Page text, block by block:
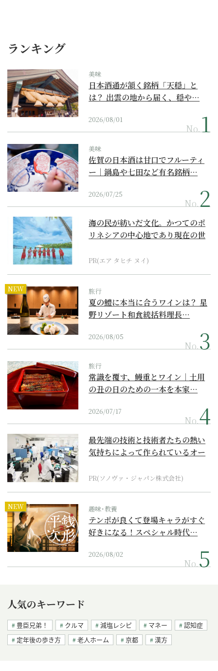
ランキング
美味
日本酒通が頷く銘柄「天穏」と
は？ 出雲の地から届く、穏や…
2026/08/01
No.
美味
佐賀の日本酒は甘口でフルーティ
ー｜鍋島や七田など有名銘柄…
2026/07/25
No.
海の民が紡いだ文化。かつてのポ
リネシアの中心地であり現在の世
PR(エア タヒチ ヌイ)
NEW 旅行
夏の鱧に本当に合うワインは？ 星
野リゾート和食統括料理長…
2026/08/05
No.
旅行
常識を覆す、鰻重とワイン｜土用
の丑の日のための一本を本家…
2026/07/17
No.
最先端の技術と技術者たちの熱い
気持ちによって作られているオー
PR(ソノヴァ・ジャパン株式会社)
NEW 趣味･教養
テンポが良くて登場キャラがすぐ
好きになる！スペシャル時代…
2026/08/02
No.
人気のキーワード
豊臣兄弟！ クルマ 減塩レシピ マネー
認知症
定年後の歩き方
老人ホーム 京都 漢方